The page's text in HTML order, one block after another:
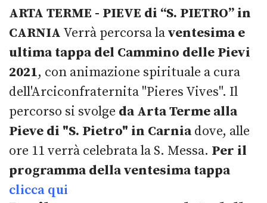
ARTA TERME - PIEVE di “S. PIETRO” in
CARNIA Verrà percorsa laventesima e
ultima tappa del Cammino delle Pievi
2021, con animazione spirituale a cura
dell'Arciconfraternita "Pieres Vives". Il
percorso si svolge da Arta Terme alla
Pieve di "S. Pietro" in Carniadove, alle
ore 11 verrà celebrata la S. Messa. Per il
programma della ventesima tappa
clicca qui